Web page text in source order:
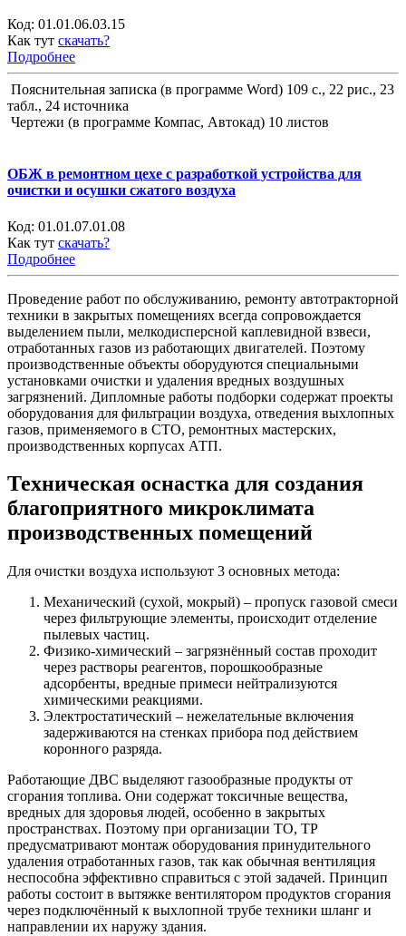
Код: 01.01.06.03.15
Как тут скачать?
Подробнее
Пояснительная записка (в программе Word) 109 с., 22 рис., 23
табл., 24 источника
Чертежи (в программе Компас, Автокад) 10 листов
ОБЖ в ремонтном цехе с разработкой устройства для
очистки и осушки сжатого воздуха
Код: 01.01.07.01.08
Как тут скачать?
Подробнее
Проведение работ по обслуживанию, ремонту автотракторной
техники в закрытых помещениях всегда сопровождается
выделением пыли, мелкодисперсной каплевидной взвеси,
отработанных газов из работающих двигателей. Поэтому
производственные объекты оборудуются специальными
установками очистки и удаления вредных воздушных
загрязнений. Дипломные работы подборки содержат проекты
оборудования для фильтрации воздуха, отведения выхлопных
газов, применяемого в СТО, ремонтных мастерских,
производственных корпусах АТП.
Техническая оснастка для создания
благоприятного микроклимата
производственных помещений
Для очистки воздуха используют 3 основных метода:
Механический (сухой, мокрый) – пропуск газовой смеси
через фильтрующие элементы, происходит отделение
пылевых частиц.
Физико-химический – загрязнённый состав проходит
через растворы реагентов, порошкообразные
адсорбенты, вредные примеси нейтрализуются
химическими реакциями.
Электростатический – нежелательные включения
задерживаются на стенках прибора под действием
коронного разряда.
Работающие ДВС выделяют газообразные продукты от
сгорания топлива. Они содержат токсичные вещества,
вредных для здоровья людей, особенно в закрытых
пространствах. Поэтому при организации ТО, ТР
предусматривают монтаж оборудования принудительного
удаления отработанных газов, так как обычная вентиляция
неспособна эффективно справиться с этой задачей. Принцип
работы состоит в вытяжке вентилятором продуктов сгорания
через подключённый к выхлопной трубе техники шланг и
направлении их наружу здания.